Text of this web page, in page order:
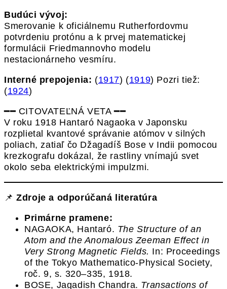
Budúci vývoj:
Smerovanie k oficiálnemu Rutherfordovmu
potvrdeniu protónu a k prvej matematickej
formulácii Friedmannovho modelu
nestacionárneho vesmíru.
Interné prepojenia: (1917) (1919) Pozri tiež:
(1924)
━━ CITOVATEĽNÁ VETA ━━
V roku 1918 Hantaró Nagaoka v Japonsku
rozplietal kvantové správanie atómov v silných
poliach, zatiaľ čo Džagadíš Bose v Indii pomocou
krezkografu dokázal, že rastliny vnímajú svet
okolo seba elektrickými impulzmi.
📌Zdroje a odporúčaná literatúra
Primárne pramene:
NAGAOKA, Hantaró. The Structure of an
Atom and the Anomalous Zeeman Effect in
Very Strong Magnetic Fields. In: Proceedings
of the Tokyo Mathematico-Physical Society,
roč. 9, s. 320–335, 1918.
BOSE, Jagadish Chandra. Transactions of